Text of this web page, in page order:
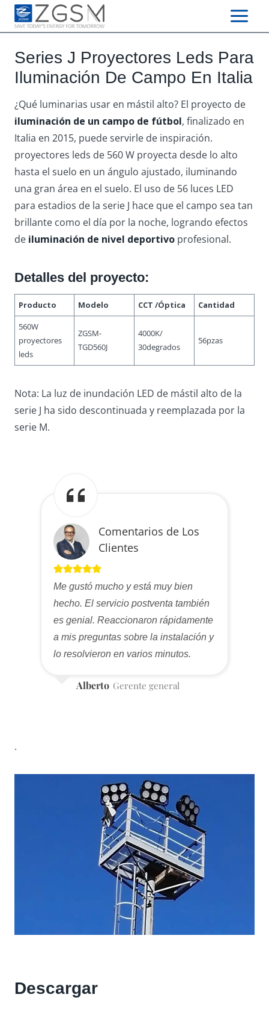
Skip
Series J Proyectores Leds Para
Iluminación De Campo En Italia
¿Qué luminarias usar en mástil alto? El proyecto de
iluminación de un campo de fútbol, finalizado en
Italia en 2015, puede servirle de inspiración.
proyectores leds de 560 W proyecta desde lo alto
hasta el suelo en un ángulo ajustado, iluminando
una gran área en el suelo. El uso de 56 luces LED
para estadios de la serie J hace que el campo sea tan
brillante como el día por la noche, logrando efectos
de iluminación de nivel deportivo profesional.
Detalles del proyecto:
Producto Modelo CCT /Óptica
Cantidad
560W
proyectores
leds
ZGSM-
TGD560J
4000K/
30degrados
56pzas
Nota: La luz de inundación LED de mástil alto de la
serie J ha sido descontinuada y reemplazada por la
serie M.
Comentarios de Los
Clientes
Me gustó mucho y está muy bien
hecho. El servicio postventa también
es genial. Reaccionaron rápidamente
a mis preguntas sobre la instalación y
lo resolvieron en varios minutos.
Alberto Gerente general
.
Descargar